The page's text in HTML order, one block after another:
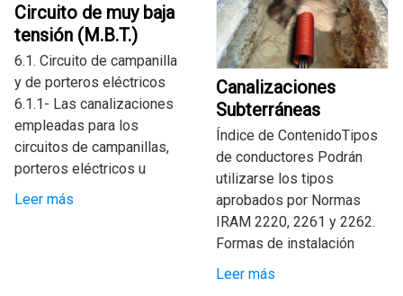
Circuito de muy baja
tensión (M.B.T.)
6.1. Circuito de campanilla
y de porteros eléctricos
6.1.1- Las canalizaciones
empleadas para los
circuitos de campanillas,
porteros eléctricos u
Leer más
Canalizaciones
Subterráneas
Índice de ContenidoTipos
de conductores Podrán
utilizarse los tipos
aprobados por Normas
IRAM 2220, 2261 y 2262.
Formas de instalación
Leer más